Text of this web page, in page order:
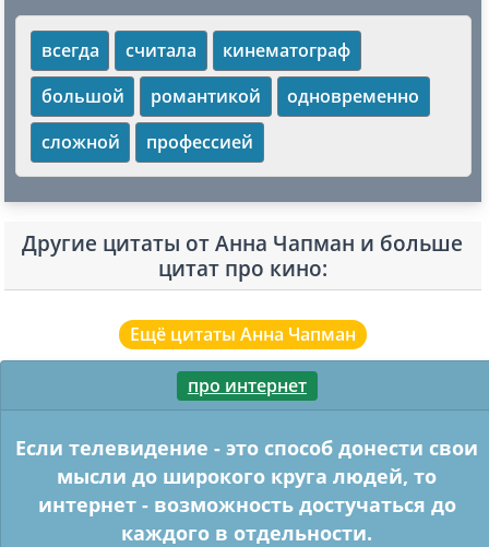
всегда считала
кинематограф
большой
романтикой
одновременно
сложной
профессией
Другие цитаты от Анна Чапман и больше
цитат про кино:
Ещё цитаты Анна Чапман
про интернет
Если телевидение - это способ донести свои
мысли до широкого круга людей, то
интернет - возможность достучаться до
каждого в отдельности.